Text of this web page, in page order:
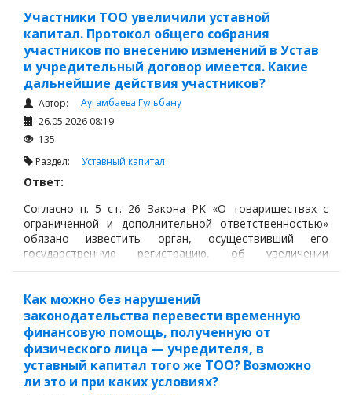
Участники ТОО увеличили уставной
капитал. Протокол общего собрания
участников по внесению изменений в Устав
и учредительный договор имеется. Какие
дальнейшие действия участников?
Автор:
Аугамбаева Гульбану
26.05.2026 08:19
135
Раздел: Уставный капитал
Ответ:
Согласно п. 5 ст. 26 Закона РК «О товариществах с
ограниченной и дополнительной ответственностью»
обязано известить орган, осуществивший его
государственную регистрацию, об увеличении
уставного капитала в течение трех месяцев со дня
уставного капитала.
Как можно без нарушений
законодательства перевести временную
финансовую помощь, полученную от
физического лица — учредителя, в
уставный капитал того же ТОО? Возможно
ли это и при каких условиях?